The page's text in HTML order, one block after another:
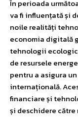
În perioada
va fi influențată și
noile realități
economia digitală
tehnologii
de resursele
pentru a asigura
internațională.
financiare și
și deschidere